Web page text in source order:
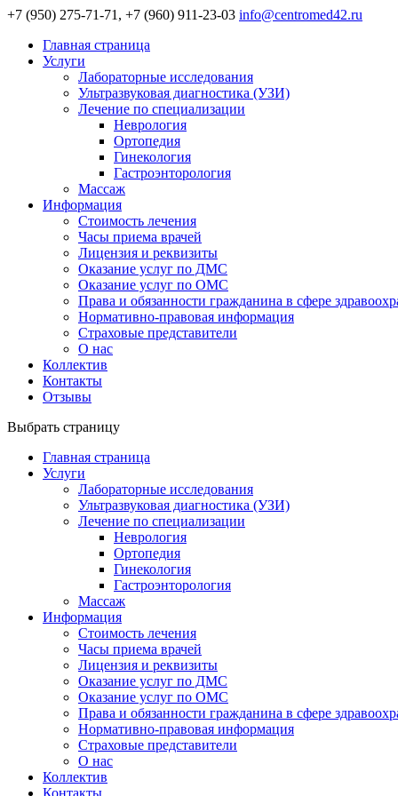
+7 (950) 275-71-71, +7 (960) 911-23-03 info@centromed42.ru
Главная страница
Услуги
Лабораторные исследования
Ультразвуковая диагностика (УЗИ)
Лечение по специализации
Неврология
Ортопедия
Гинекология
Гастроэнторология
Массаж
Информация
Стоимость лечения
Часы приема врачей
Лицензия и реквизиты
Оказание услуг по ДМС
Оказание услуг по ОМС
Права и обязанности гражданина в сфере
Нормативно-правовая информация
Страховые представители
О нас
Коллектив
Контакты
Отзывы
Выбрать страницу
Главная страница
Услуги
Лабораторные исследования
Ультразвуковая диагностика (УЗИ)
Лечение по специализации
Неврология
Ортопедия
Гинекология
Гастроэнторология
Массаж
Информация
Стоимость лечения
Часы приема врачей
Лицензия и реквизиты
Оказание услуг по ДМС
Оказание услуг по ОМС
Права и обязанности гражданина в сфере
Нормативно-правовая информация
Страховые представители
О нас
Коллектив
Контакты